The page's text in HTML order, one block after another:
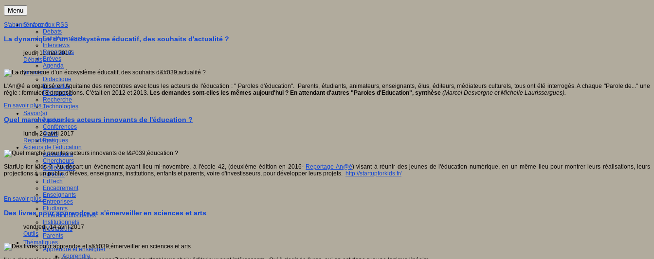
Menu
S'informer
Débats
Faits marquants
Interviews
Reportages
Brèves
Agenda
Innover
Didactique
Dispositifs
Pédagogie
Recherche
Technologies
Savoir(s)
Analyses
Conférences
Outils
Pratiques
Acteurs de l'éducation
Animateurs
Chercheurs
Collectivités
Editeurs
EdTech
Encadrement
Enseignants
Entreprises
Etudiants
Filières industrielles
Institutionnels
Médiateurs
Parents
Thématiques
Apprendre et enseigner
Apprendre
S'abonner à ce flux RSS
La dynamique d’un écosystème éducatif, des souhaits d'actualité ?
jeudi, 11 mai 2017
Débats
L'An@é a organisé en Aquitaine des rencontres avec tous les acteurs de l'éducation : " Paroles d'éducation". Parents, étudiants, animateurs, enseignants, élus, éditeurs, médiateurs culturels, tous ont été interrogés. A chaque "Parole de..." une
règle : formuler 8 propositions. C'était en 2012 et 2013. Les demandes sont-elles les mêmes aujourd'hui ? En attendant d'autres "Paroles d'Education", synthèse (Marcel Desvergne et Michelle Laurissergues).
En savoir plus...
Quel marché pour les acteurs innovants de l'éducation ?
lundi, 24 avril 2017
Reportages
StartUp for Kids ? Au départ un événement ayant lieu mi-novembre, à l'école 42, (deuxième édition en 2016- Reportage An@é) visant à réunir des jeunes de l'éducation numérique, en un même lieu pour montrer leurs réalisations, leurs
projections à un public d'élèves, enseignants, institutions, enfants et parents, voire d'investisseurs, pour développer leurs projets. http://startupforkids.fr/
En savoir plus...
Des livres pour apprendre et s'émerveiller en sciences et arts
vendredi, 14 avril 2017
Outils